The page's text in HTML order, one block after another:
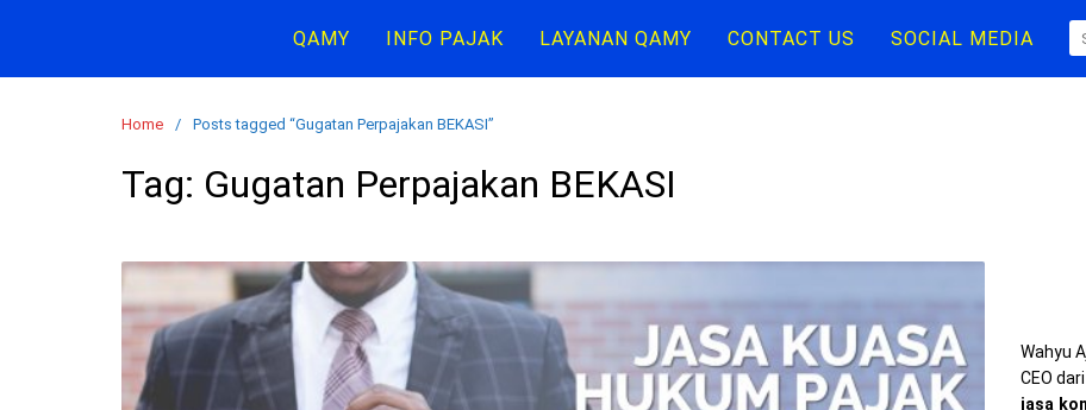
content
QAMY INFO PAJAK LAYANAN QAMY CONTACT US SOCIAL MEDIA
Home Posts tagged “Gugatan Perpajakan BEKASI”
Tag: Gugatan Perpajakan BEKASI
Wahyu
CEO
jasa